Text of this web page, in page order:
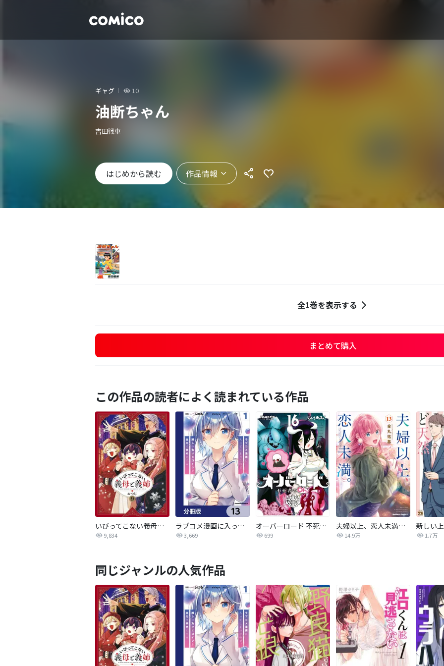
ギャグ 10
油断ちゃん
吉田戦車
はじめから読む 作品情報
全1巻を表示する
まとめて購入
この作品の読者によく読まれている作品
いびってこない義母と義姉
9,834
ラブコメ漫画に入ってしまったので、推しの負けヒロインを全力で幸せにする【分冊版】
3,669
オーバーロード 不死者のOh!
699
夫婦以上、恋人未満。【分冊版】
14.9万
新しい
1.7万
同じジャンルの人気作品